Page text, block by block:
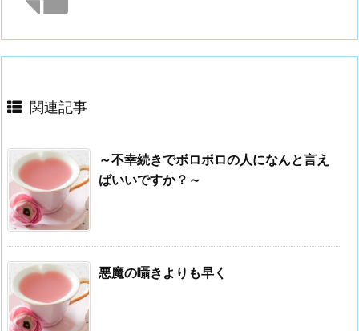
関連記事
～不幸続きでボロボロの人になんと言え
ばいいですか？～
悪魔の囁きよりも早く